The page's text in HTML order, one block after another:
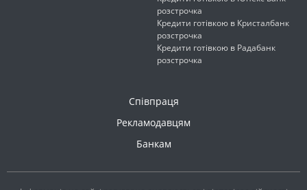
розстрочка
Кредити готівкою в Кристалбанк
розстрочка
Кредити готівкою в Радабанк
розстрочка
Співпраця
Рекламодавцям
Банкам